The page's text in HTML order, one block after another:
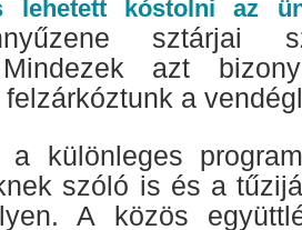
lehetett kóstolni az
sztárjai
Mindezek azt
a
a különleges
szóló is és a
A közös